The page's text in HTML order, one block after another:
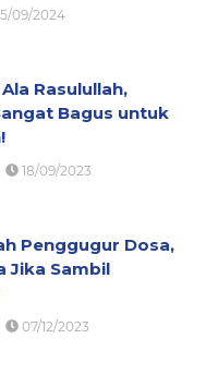
09/2024
Rasulullah,
Bagus untuk
18/09/2023
Penggugur Dosa,
Jika Sambil
07/12/2023